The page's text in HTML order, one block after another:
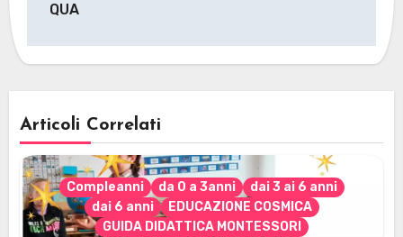
QUA
Articoli Correlati
Compleanni da 0 a 3anni
dai 3 ai 6 anni
dai 6 anni
EDUCAZIONE COSMICA
GUIDA DIDATTICA MONTESSORI